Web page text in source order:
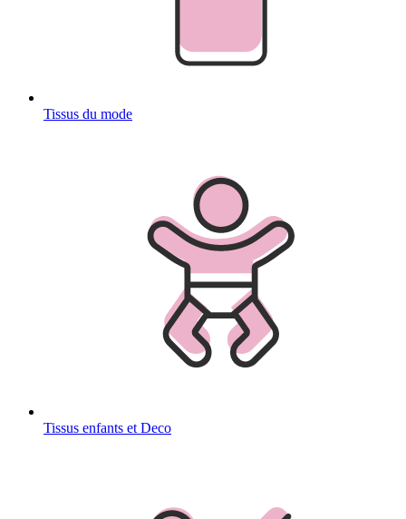
Tissus du mode
Tissus enfants et Deco